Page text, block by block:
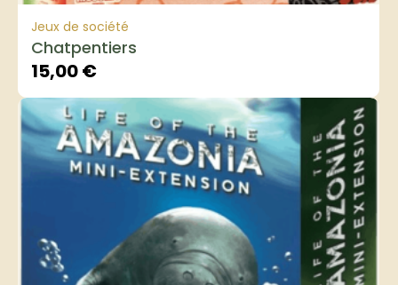
Jeux de société
Chatpentiers
15,00€